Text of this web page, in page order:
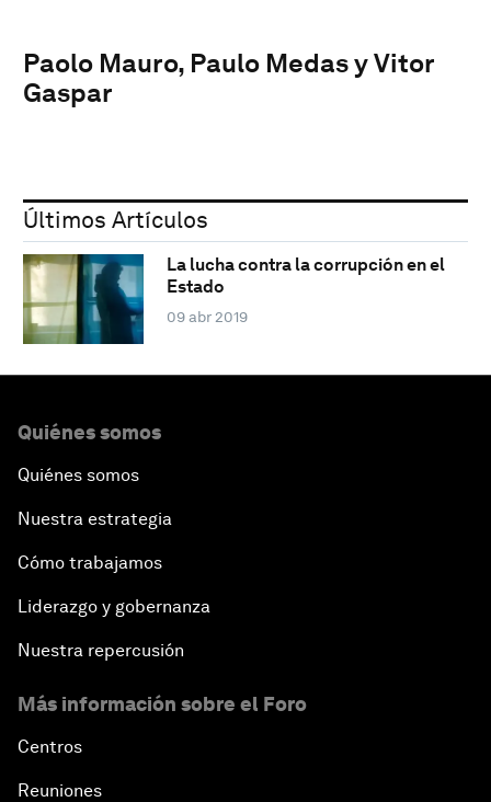
Paolo Mauro, Paulo Medas y Vitor
Gaspar
Últimos Artículos
La lucha contra la corrupción en el
Estado
09 abr 2019
Quiénes somos
Quiénes somos
Nuestra estrategia
Cómo trabajamos
Liderazgo y gobernanza
Nuestra repercusión
Más información sobre el Foro
Centros
Reuniones